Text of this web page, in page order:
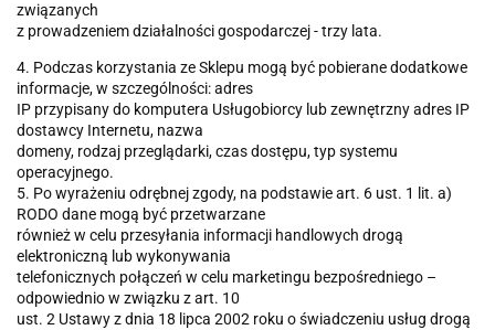
związanych
z prowadzeniem działalności gospodarczej - trzy lata.
4. Podczas korzystania ze Sklepu mogą być pobierane dodatkowe
informacje, w szczególności: adres
IP przypisany do komputera Usługobiorcy lub zewnętrzny adres IP
dostawcy Internetu, nazwa
domeny, rodzaj przeglądarki, czas dostępu, typ systemu
operacyjnego.
5. Po wyrażeniu odrębnej zgody, na podstawie art. 6 ust. 1 lit. a)
RODO dane mogą być przetwarzane
również w celu przesyłania informacji handlowych drogą
elektroniczną lub wykonywania
telefonicznych połączeń w celu marketingu bezpośredniego –
odpowiednio w związku z art. 10
ust. 2 Ustawy z dnia 18 lipca 2002 roku o świadczeniu usług drogą